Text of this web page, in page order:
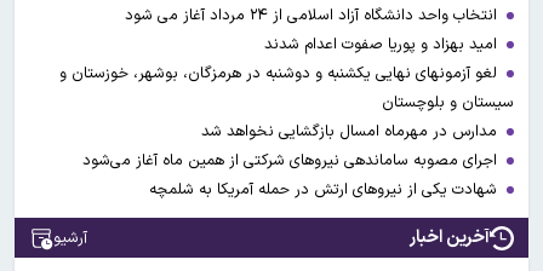
انتخاب واحد دانشگاه آزاد اسلامی از ۲۴ مرداد آغاز می شود
امید بهزاد و پوریا صفوت اعدام شدند
لغو آزمونهای نهایی یکشنبه و دوشنبه در هرمزگان، بوشهر، خوزستان و
سیستان و بلوچستان
مدارس در مهرماه امسال بازگشایی نخواهد شد
اجرای مصوبه ساماندهی نیرو‌های شرکتی از همین ماه آغاز می‌شود
شهادت یکی از نیروهای ارتش در حمله آمریکا به شلمچه
آخرین اخبار آرشیو